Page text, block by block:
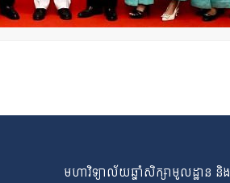
មហាវិទ្យាល័យឆ្នាំសិក្សាមូលដ្ឋាន និង